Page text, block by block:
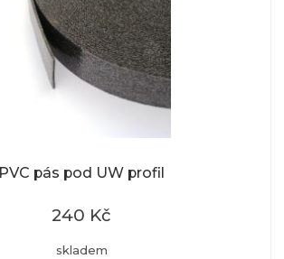
PVC pás pod UW profil
skladem
240 Kč